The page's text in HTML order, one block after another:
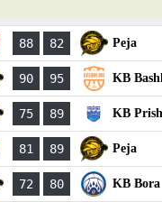
88 82 Peja
90 95 KB
75 89 KB
81 89 Peja
72 80 KB Bora